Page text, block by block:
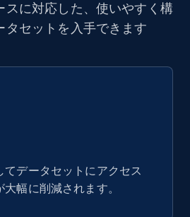
スに対応した、使いやすく構
タセットを入手できます
てデータセットにアクセス
幅に削減されます。